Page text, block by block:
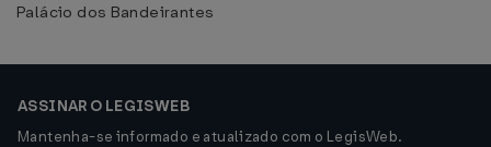
Palácio dos Bandeirantes
ASSINAR O LEGISWEB
Mantenha-se informado e atualizado com o LegisWeb.